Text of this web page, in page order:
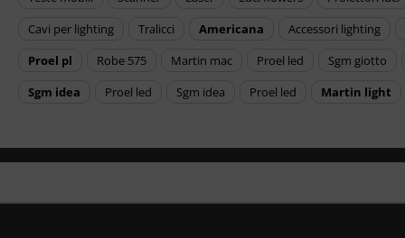
cavi per lighting
tralicci americana
accessori lighting
proel pl
robe 575 martin mac proel led
sgm giotto
sgm idea
proel led sgm idea proel led martin light